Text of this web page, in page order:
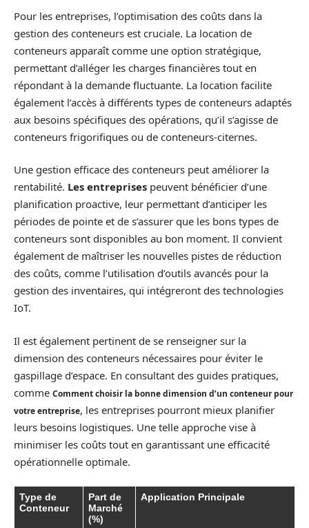
Pour les entreprises, l’optimisation des coûts dans la
gestion des conteneurs est cruciale. La location de
conteneurs apparaît comme une option stratégique,
permettant d’alléger les charges financières tout en
répondant à la demande fluctuante. La location facilite
également l’accès à différents types de conteneurs adaptés
aux besoins spécifiques des opérations, qu’il s’agisse de
conteneurs frigorifiques ou de conteneurs-citernes.
Une gestion efficace des conteneurs peut améliorer la
rentabilité. Les entreprises peuvent bénéficier d’une
planification proactive, leur permettant d’anticiper les
périodes de pointe et de s’assurer que les bons types de
conteneurs sont disponibles au bon moment. Il convient
également de maîtriser les nouvelles pistes de réduction
des coûts, comme l’utilisation d’outils avancés pour la
gestion des inventaires, qui intégreront des technologies
IoT.
Il est également pertinent de se renseigner sur la
dimension des conteneurs nécessaires pour éviter le
gaspillage d’espace. En consultant des guides pratiques,
comme Comment choisir la bonne dimension d’un conteneur pour
votre entreprise, les entreprises pourront mieux planifier
leurs besoins logistiques. Une telle approche vise à
minimiser les coûts tout en garantissant une efficacité
opérationnelle optimale.
Type de
Conteneur
Part de
Marché
(%)
Application Principale